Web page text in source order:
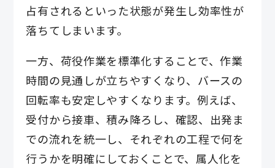
占有されるといった状態が発生し効率性が
落ちてしまいます。
一方、荷役作業を標準化することで、作業
時間の見通しが立ちやすくなり、バースの
回転率も安定しやすくなります。例えば、
受付から接車、積み降ろし、確認、出発ま
での流れを統一し、それぞれの工程で何を
行うかを明確にしておくことで、属人化を